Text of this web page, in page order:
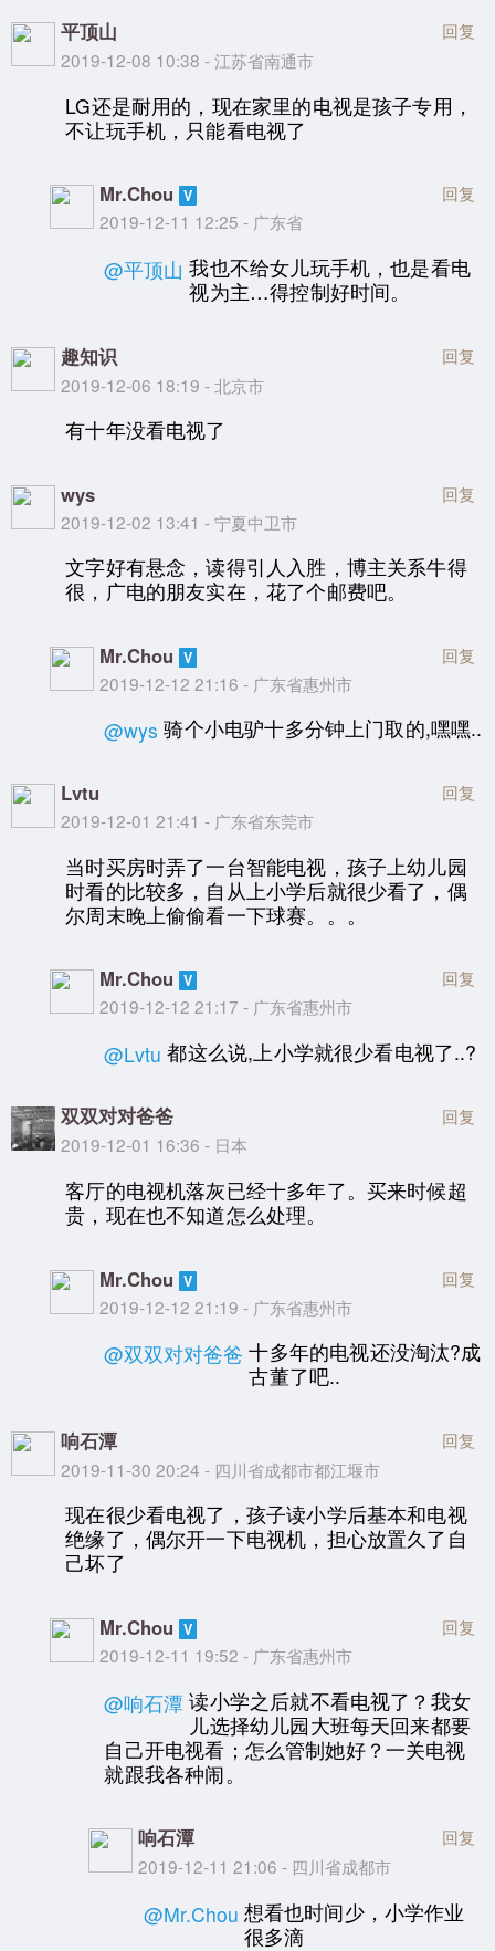
平顶山
2019-12-08 10:38 - 江苏省南通市
回复
LG还是耐用的，现在家里的电视是孩子专用，
不让玩手机，只能看电视了
Mr.Chou
2019-12-11 12:25 - 广东省
回复
@平顶山 我也不给女儿玩手机，也是看电
视为主…得控制好时间。
趣知识
2019-12-06 18:19 - 北京市
回复
有十年没看电视了
wys
2019-12-02 13:41 - 宁夏中卫市
回复
文字好有悬念，读得引人入胜，博主关系牛得
很，广电的朋友实在，花了个邮费吧。
Mr.Chou
2019-12-12 21:16 - 广东省惠州市
回复
@wys 骑个小电驴十多分钟上门取的,嘿嘿..
Lvtu
2019-12-01 21:41 - 广东省东莞市
回复
当时买房时弄了一台智能电视，孩子上幼儿园
时看的比较多，自从上小学后就很少看了，偶
尔周末晚上偷偷看一下球赛。。。
Mr.Chou
2019-12-12 21:17 - 广东省惠州市
回复
@Lvtu 都这么说,上小学就很少看电视了..?
双双对对爸爸
2019-12-01 16:36 - 日本
回复
客厅的电视机落灰已经十多年了。买来时候超
贵，现在也不知道怎么处理。
Mr.Chou
2019-12-12 21:19 - 广东省惠州市
回复
@双双对对爸爸 十多年的电视还没淘汰?成
古董了吧..
响石潭
2019-11-30 20:24 - 四川省成都市都江堰市
回复
现在很少看电视了，孩子读小学后基本和电视
绝缘了，偶尔开一下电视机，担心放置久了自
己坏了
Mr.Chou
2019-12-11 19:52 - 广东省惠州市
回复
@响石潭 读小学之后就不看电视了？我女
儿选择幼儿园大班每天回来都要
自己开电视看；怎么管制她好？一关电视
就跟我各种闹。
响石潭
2019-12-11 21:06 - 四川省成都市
回复
@Mr.Chou 想看也时间少，小学作业
很多滴